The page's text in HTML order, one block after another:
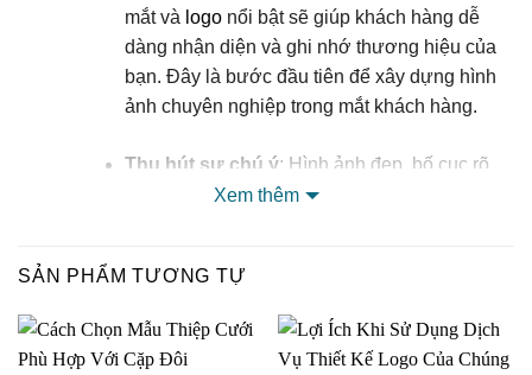
mắt và logonổi bật sẽ giúp khách hàng dễ
dàng nhận diện và ghi nhớ thương hiệu của
bạn. Đây là bước đầu tiên để xây dựng hình
ảnh chuyên nghiệp trong mắt khách hàng.
Thu hút sự chú ý: Hình ảnh đẹp, bố cục rõ
ràng và nội dung hấp dẫn sẽ khiến khách
thông thường.
Tạo lợi thế cạnh tranh: Trong một thị trường
Xem thêm
SẢN PHẨM TƯƠNG TỰ